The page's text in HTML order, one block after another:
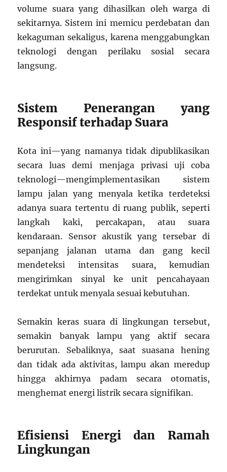
volume suara yang dihasilkan oleh warga di
sekitarnya. Sistem ini memicu perdebatan dan
kekaguman sekaligus, karena menggabungkan
teknologi dengan perilaku sosial secara
langsung.
Sistem Penerangan yang
Responsif terhadap Suara
Kota ini—yang namanya tidak dipublikasikan
secara luas demi menjaga privasi uji coba
teknologi—mengimplementasikan sistem
lampu jalan yang menyala ketika terdeteksi
adanya suara tertentu di ruang publik, seperti
langkah kaki, percakapan, atau suara
kendaraan. Sensor akustik yang tersebar di
sepanjang jalanan utama dan gang kecil
mendeteksi intensitas suara, kemudian
mengirimkan sinyal ke unit pencahayaan
terdekat untuk menyala sesuai kebutuhan.
Semakin keras suara di lingkungan tersebut,
semakin banyak lampu yang aktif secara
berurutan. Sebaliknya, saat suasana hening
dan tidak ada aktivitas, lampu akan meredup
hingga akhirnya padam secara otomatis,
menghemat energi listrik secara signifikan.
Efisiensi Energi dan Ramah
Lingkungan